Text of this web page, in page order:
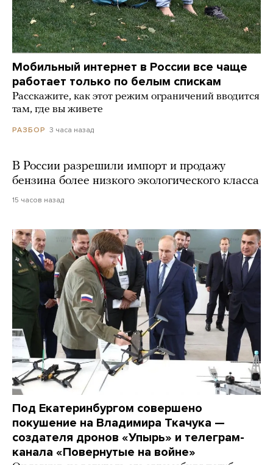
Мобильный интернет в России все чаще
работает только по белым спискам
Расскажите, как этот режим ограничений вводится
там, где вы живете
РАЗБОР 3 часа назад
В России разрешили импорт и продажу
бензина более низкого экологического класса
15 часов назад
Под Екатеринбургом совершено
покушение на Владимира Ткачука —
создателя дронов «Упырь» и телеграм-
канала «Повернутые на войне»